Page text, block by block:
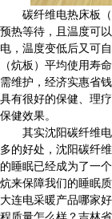
碳纤维电热床板
预热等待，且温度可
电，温度变低后又可
（炕板）平均使用寿
需维护，经济实惠省
具有很好的保健、理
保健效果。
其实沈阳碳纤维
多的好处，沈阳碳纤
的睡眠已经成为了一
炕来保障我们的睡眠质
大连电采暖产品哪家
程质量怎么样？吉林